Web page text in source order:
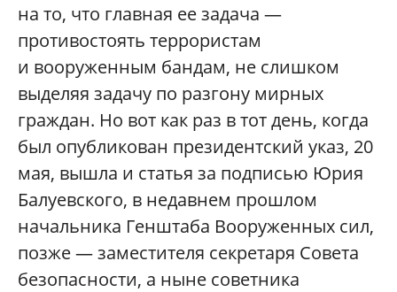
на то, что главная ее задача —
противостоять террористам
и вооруженным бандам, не слишком
выделяя задачу по разгону мирных
граждан. Но вот как раз в тот день, когда
был опубликован президентский указ, 20
мая, вышла и статья за подписью Юрия
Балуевского, в недавнем прошлом
начальника Генштаба Вооруженных сил,
позже — заместителя секретаря Совета
безопасности, а ныне советника